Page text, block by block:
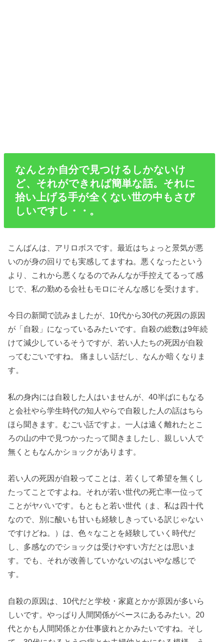
なんとか自分で見つけるしかないけ
ど、それができれば簡単な話。それに
拾い上げる手が全くない世の中もさび
しいですし・・。
こんばんは、アリロボスです。最近はちょっと景気が悪
いのが身の回りでも実感してますね。悪くなったという
より、これから悪くなるのでみんなが手控えてるって感
じで、私の勤める会社もモロにそんな感じを受けます。
今日の新聞で読みましたが、10代から30代の死因の原因
が「自殺」になっているみたいです。自殺の総数は9年続
けて減少しているそうですが、若い人たちの死因が自殺
ってむごいですね。 痛ましい話だし、なんか暗くなりま
す。
私の身内には自殺した人はいませんが、40半ばにもなる
と会社やら学生時代の知人やらで自殺した人の話はちら
ほら聞きます。むごい話ですよ。一人は遠く離れたとこ
ろの山の中で見つかったって聞きましたし、親しい人で
無くともなんかショックがあります。
若い人の死因が自殺ってことは、若くして希望を無くし
たってことですよね。それが若い世代の死亡率一位って
ことがヤバいです。もともと若い世代（ま、私は四十代
なので、別に酸いも甘いも経験しきっている訳じゃない
ですけどね。）は、色々なことを経験していく時代だ
し、多感なのでショックは受けやすい方だとは思いま
す。でも、それが改善していかないのはいやな感じで
す。
自殺の原因は、10代だと学校・家庭とかが原因が多いら
しいです。やっぱり人間関係がベースにあるみたい。20
代とかも人間関係とか仕事疲れとかみたいですね。そし